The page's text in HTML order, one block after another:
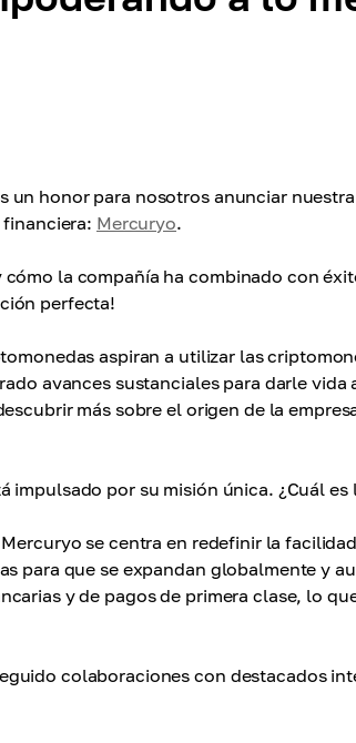
un honor para nosotros anunciar
Mercuryo.
cómo la compañía ha combinado con
perfecta!
aspiran a utilizar las
avances sustanciales para darle vida
más sobre el origen de la
impulsado por su misión única. ¿Cuál
se centra en redefinir la
para que se expandan globalmente y
y de pagos de primera clase, lo
colaboraciones con destacados